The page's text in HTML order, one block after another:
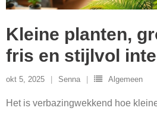
Kleine planten,
fris en stijlvol
okt 5, 2025 Senna Algemeen
Het is verbazingwekkend hoe